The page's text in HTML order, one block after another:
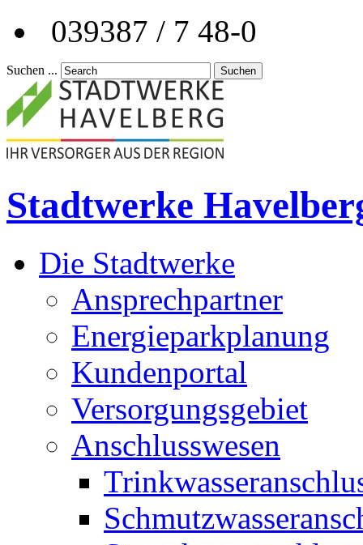
039387 / 7 48-0
Suchen ... Suchen
Stadtwerke
Die Stadtwerke
Ansprechpartner
Energieparkplanung
Kundenportal
Versorgungsgebiet
Anschlusswesen